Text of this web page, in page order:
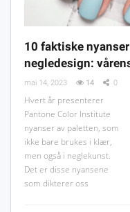
10 faktiske
negledesign:
mai 14, 2023 14 0
Hvert år presenterer
Pantone Color Institute
nyanser av paletten, som
ikke bare brukes i klær,
men også i neglekunst.
Det er disse nyansene
som dikterer oss